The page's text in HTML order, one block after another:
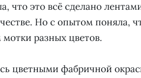
что это всё сделано
Но с опытом поняла,
разных цветов.
цветными фабричной